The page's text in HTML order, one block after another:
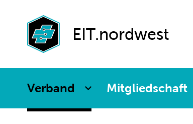
EIT.nordwest
Verband Mitgliedschaft